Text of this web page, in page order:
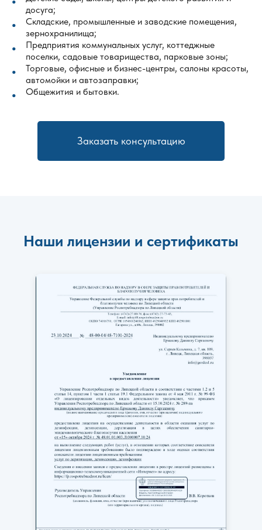
досуга;
Складские, промышленные и заводские помещения,
зернохранилища;
Предприятия коммунальных услуг, коттеджные
поселки, садовые товарищества, парковые зоны;
Торговые, офисные и бизнес-центры, салоны красоты,
автомойки и автозаправки;
Общежития и бытовки.
Заказать консультацию
Наши лицензии и сертификаты